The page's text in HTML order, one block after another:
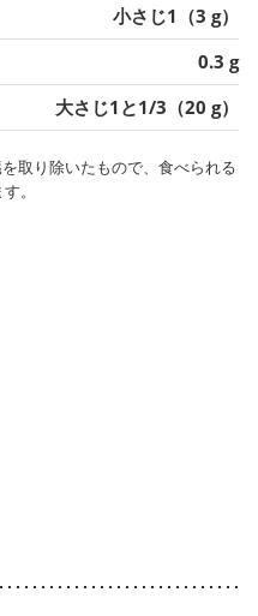
小さじ1（3 g）
0.3 g
大さじ1と1/3（20 g）
取り除いたもので、食べられる
。